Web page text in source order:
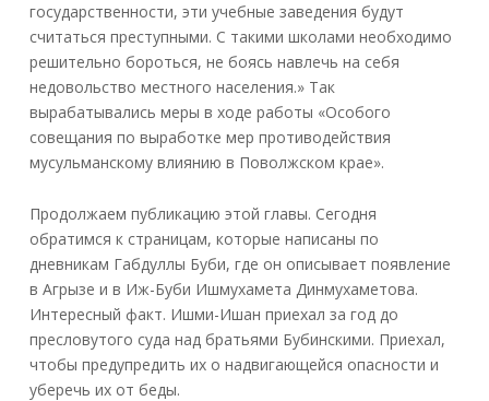
государственности, эти учебные заведения будут
считаться преступными. С такими школами необходимо
решительно бороться, не боясь навлечь на себя
недовольство местного населения.» Так
вырабатывались меры в ходе работы «Особого
совещания по выработке мер противодействия
мусульманскому влиянию в Поволжском крае».
Продолжаем публикацию этой главы. Сегодня
обратимся к страницам, которые написаны по
дневникам Габдуллы Буби, где он описывает появление
в Агрызе и в Иж-Буби Ишмухамета Динмухаметова.
Интересный факт. Ишми-Ишан приехал за год до
пресловутого суда над братьями Бубинскими. Приехал,
чтобы предупредить их о надвигающейся опасности и
уберечь их от беды.